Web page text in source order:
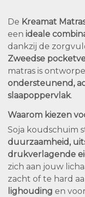
De Kreamat
een ideale
dankzij de
Zweedse
matras is
ondersteunend,
slaapoppervlak.
Waarom kiezen
Soja koudschuim
duurzaamheid,
drukverlagende
zich aan jouw
zacht of te hard
lighouding en